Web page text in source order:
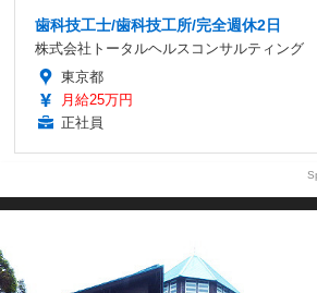
歯科技工士/歯科技工所/完全週休2日
株式会社トータルヘルスコンサルティング
東京都
月給25万円
正社員